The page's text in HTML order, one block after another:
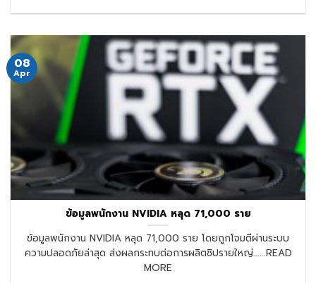
ข้อมูลพนักงาน NVIDIA หลุด 71,000 ราย
ข้อมูลพนักงาน NVIDIA หลุด 71,000 ราย โดยถูกโจมตีผ่านระบบ
ความปลอดภัยล่าสุด ส่งผลกระทบต่อการผลิตชิปรายใหญ่......READ
MORE
08
Apr